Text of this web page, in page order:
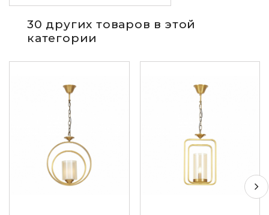
30 других товаров в этой
категории